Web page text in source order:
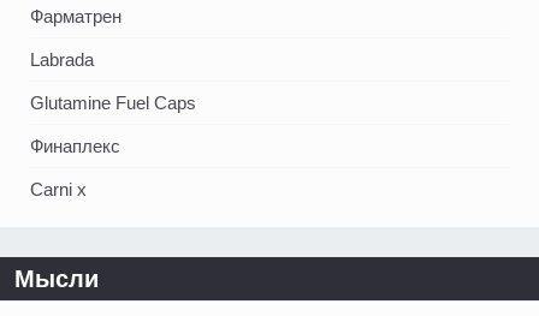
Фарматрен
Labrada
Glutamine Fuel Caps
Финаплекс
Carni x
Мысли